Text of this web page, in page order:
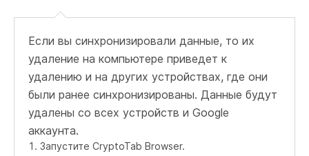
Если вы синхронизировали данные, то их
удаление на компьютере приведет к
удалению и на других устройствах, где они
были ранее синхронизированы. Данные будут
удалены со всех устройств и Google
аккаунта.
Запустите CryptoTab Browser.